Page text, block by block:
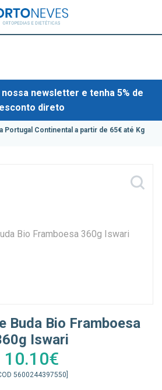
newsletter e tenha 5% de
direto
Portugal Continental a partir de 65€ até Kg
Buda Bio Framboesa
Iswari
10.10€
5600244397550]